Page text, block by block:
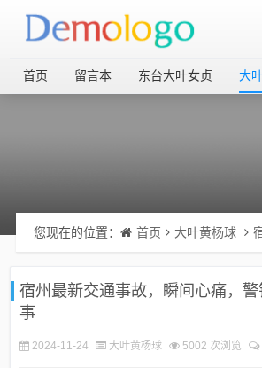
首页 留言本 东台大叶女贞 大
您现在的位置： 首页 大叶黄杨球 宿
宿州最新交通事故，瞬间心痛，
事
2024-11-24 大叶黄杨球 5002 次浏览